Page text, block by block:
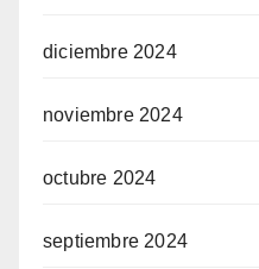
diciembre 2024
noviembre 2024
octubre 2024
septiembre 2024